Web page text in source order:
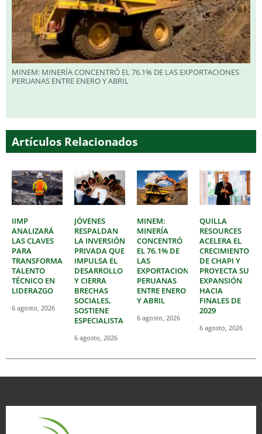
MINEM: MINERÍA CONCENTRÓ EL 76.1% DE LAS EXPORTACIONES
PERUANAS ENTRE ENERO Y ABRIL
Artículos Relacionados
IIMP
ANALIZARÁ
LAS CLAVES
PARA
TRANSFORMAR
TALENTO
TÉCNICO EN
LIDERAZGO
6 agosto, 2026
JÓVENES
RESPALDAN
LA INVERSIÓN
PRIVADA QUE
IMPULSA EL
DESARROLLO
Y CIERRA
BRECHAS
SOCIALES,
SOSTIENE
ESPECIALISTA
6 agosto, 2026
MINEM:
MINERÍA
CONCENTRÓ
EL 76.1% DE
LAS
EXPORTACIONES
PERUANAS
ENTRE ENERO
Y ABRIL
6 agosto, 2026
QUILLA
RESOURCES
ACELERA EL
CRECIMIENTO
DE CHAPI Y
PROYECTA SU
EXPANSIÓN
HACIA
FINALES DE
2029
6 agosto, 2026